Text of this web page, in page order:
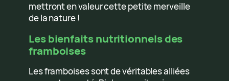
mettront en valeur cette petite merveille
de la nature !
Les bienfaits nutritionnels des
framboises
Les framboises sont de véritables alliées